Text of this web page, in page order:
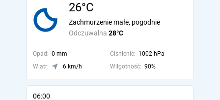
26°C
Odczuwalna 28°C
Zachmurzenie małe, pogodnie
Opad: 0 mm Ciśnienie: 1002 hPa
Wiatr:
6 km/h Wilgotność: 90%
06:00